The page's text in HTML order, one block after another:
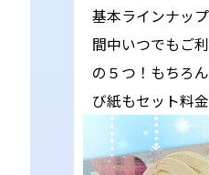
基本ラインナッ
間中いつでもご
の５つ！もちろ
び紙もセット料